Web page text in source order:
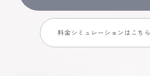
料金シミュレーションはこちら